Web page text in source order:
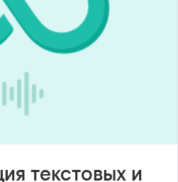
текстовых и